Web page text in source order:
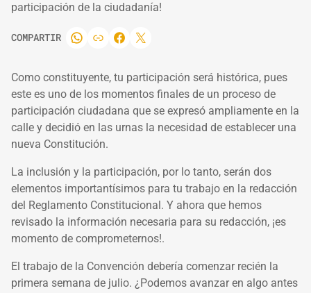
participación de la ciudadanía!
COMPARTIR
Como constituyente, tu participación será histórica, pues
este es uno de los momentos finales de un proceso de
participación ciudadana que se expresó ampliamente en la
calle y decidió en las urnas la necesidad de establecer una
nueva Constitución.
La inclusión y la participación, por lo tanto, serán dos
elementos importantísimos para tu trabajo en la redacción
del Reglamento Constitucional. Y ahora que hemos
revisado la información necesaria para su redacción, ¡es
momento de comprometernos!.
El trabajo de la Convención debería comenzar recién la
primera semana de julio. ¿Podemos avanzar en algo antes